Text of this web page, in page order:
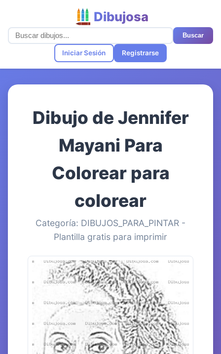
Dibujosa
Buscar
Iniciar Sesión Registrarse
Dibujo de Jennifer
Mayani Para
Colorear para
colorear
Categoría: DIBUJOS_PARA_PINTAR -
Plantilla gratis para imprimir